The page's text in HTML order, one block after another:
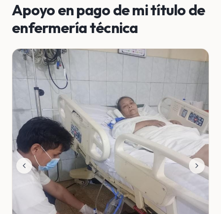
Apoyo en pago de mi título de
enfermería técnica